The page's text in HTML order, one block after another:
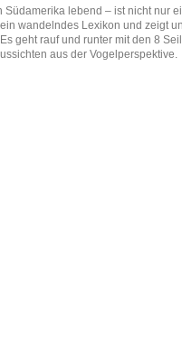
Südamerika lebend – ist nicht nur
wandelndes Lexikon und zeigt
Es geht rauf und runter mit den 8
aus der Vogelperspektive.